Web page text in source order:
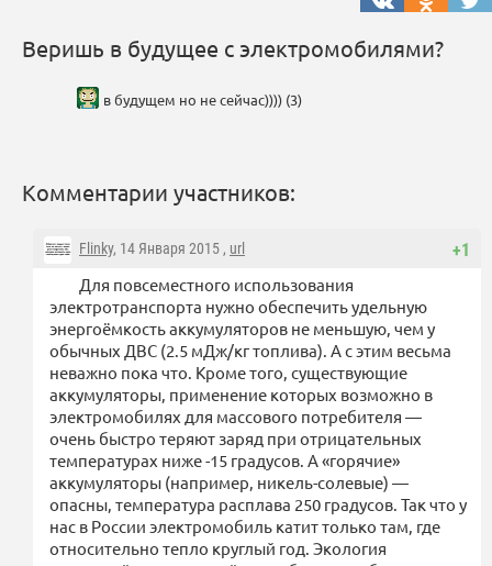
Веришь в будущее с электромобилями?
в будущем но не сейчас)))) (3)
Комментарии участников:
+1
Flinky, 14 Января 2015 , url
Для повсеместного использования
электротранспорта нужно обеспечить удельную
энергоёмкость аккумуляторов не меньшую, чем у
обычных ДВС (2.5 мДж/кг топлива). А с этим весьма
неважно пока что. Кроме того, существующие
аккумуляторы, применение которых возможно в
электромобилях для массового потребителя —
очень быстро теряют заряд при отрицательных
температурах ниже -15 градусов. А «горячие»
аккумуляторы (например, никель-солевые) —
опасны, температура расплава 250 градусов. Так что у
нас в России электромобиль катит только там, где
относительно тепло круглый год. Экология